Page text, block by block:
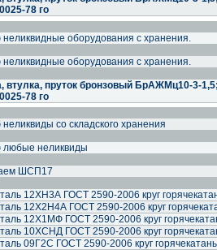
78 го
неликвидные оборудования с хранения.
неликвидные оборудования с хранения.
втулка, пруток бронзовый БрАЖМц10-3-
78 го
неликвиды со складского хранения
любые неликвиды
ШСП17
12ХН3А ГОСТ 2590-2006 круг
12Х2Н4А ГОСТ 2590-2006 круг
12Х1МФ ГОСТ 2590-2006 круг
10ХСНД ГОСТ 2590-2006 круг
09Г2С ГОСТ 2590-2006 круг